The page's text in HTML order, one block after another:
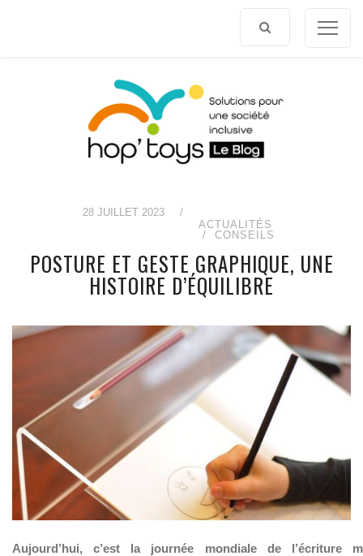
28 JUILLET 2023
/
ACTUALITÉS
CONSEILS
POSTURE ET GESTE GRAPHIQUE, UNE
HISTOIRE D’ÉQUILIBRE
Aujourd’hui, c’est la journée mondiale de l’écriture